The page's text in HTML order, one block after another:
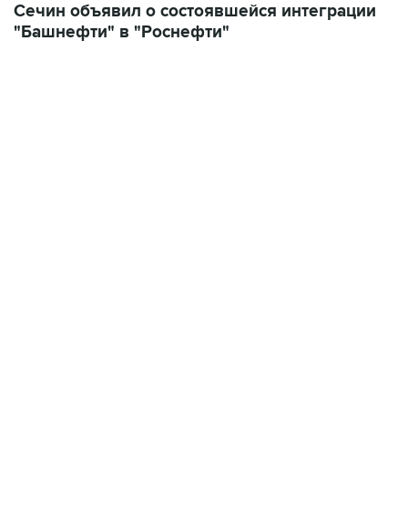
Сечин объявил о состоявшейся интеграции
"Башнефти" в "Роснефти"